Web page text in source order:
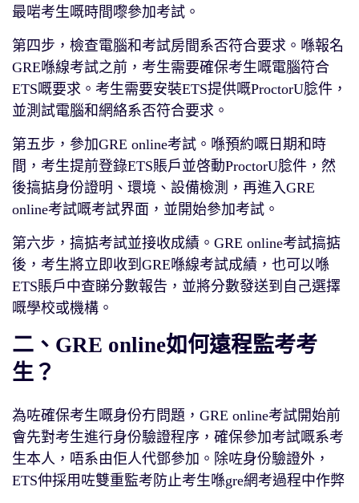
最啱考生嘅時間嚟參加考試。
第四步，檢查電腦和考試房間系否符合要求。喺報名
GRE喺線考試之前，考生需要確保考生嘅電腦符合
ETS嘅要求。考生需要安裝ETS提供嘅ProctorU腍件，
並測試電腦和網絡系否符合要求。
第五步，參加GRE online考試。喺預約嘅日期和時
間，考生提前登錄ETS賬戶並啓動ProctorU腍件，然
後搞掂身份證明、環境、設備檢測，再進入GRE
online考試嘅考試界面，並開始參加考試。
第六步，搞掂考試並接收成績。GRE online考試搞掂
後，考生將立即收到GRE喺線考試成績，也可以喺
ETS賬戶中查睇分數報告，並將分數發送到自己選擇
嘅學校或機構。
二、GRE online如何遠程監考考
生？
為咗確保考生嘅身份冇問題，GRE online考試開始前
會先對考生進行身份驗證程序，確保參加考試嘅系考
生本人，唔系由佢人代鄧參加。除咗身份驗證外，
ETS仲採用咗雙重監考防止考生喺gre網考過程中作弊